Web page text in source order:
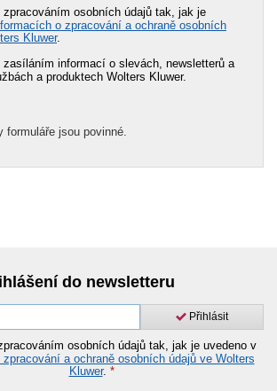
osobních údajů tak, jak je
o zpracování a ochraně osobních
Kluwer.
informací o slevách, newsletterů a
a produktech Wolters Kluwer.
formuláře jsou povinné.
do newsletteru
Přihlásit
osobních údajů tak, jak je uvedeno v
a ochraně osobních údajů ve Wolters
Kluwer. *